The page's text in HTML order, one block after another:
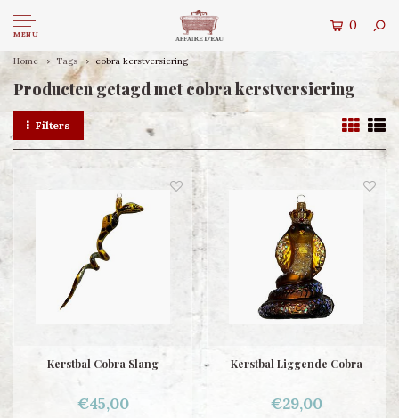
MENU
0
Home Tags cobra kerstversiering
Producten getagd met cobra kerstversiering
Filters
Kerstbal Cobra Slang
€45,00
Kerstbal Liggende Cobra
€29,00